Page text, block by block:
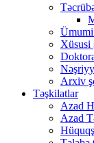
Ümumi
Xüsusi
Arxiv
Təşkilatlar
Azad
Azad